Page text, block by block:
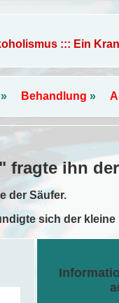
::: Ein
» Behandlung »
fragte ihn
der Säufer.
sich der